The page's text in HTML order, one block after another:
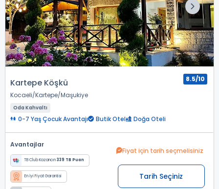
Kartepe Köşkü
Kocaeli Kartepe Maşukiye
8.5/10
Oda Kahvaltı
0-7 Yaş Çocuk Avantajı Butik Otel Doğa Oteli
Avantajlar
TB Club Kazancın339 TB Puan
En İyi Fiyat Garantisi
Fiyat için tarih seçmelisiniz
Tarih Seçiniz